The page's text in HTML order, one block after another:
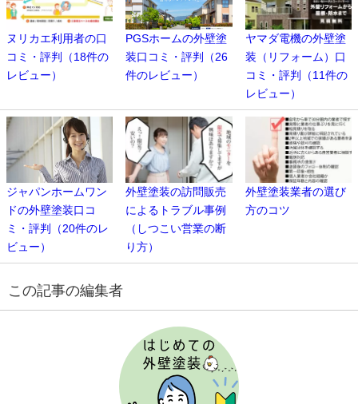
ヌリカエ利用者の口
コミ・評判（18件の
レビュー）
PGSホームの外壁塗
装口コミ・評判（26
件のレビュー）
ヤマダ電機の外壁塗
装（リフォーム）口
コミ・評判（11件の
レビュー）
ジャパンホームワン
ドの外壁塗装口コ
ミ・評判（20件のレ
ビュー）
外壁塗装の訪問販売
によるトラブル事例
（しつこい営業の断
り方）
外壁塗装業者の選び
方のコツ
この記事の編集者